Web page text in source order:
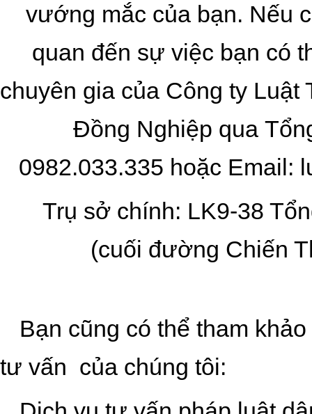
vướng mắc của bạn. Nếu
quan đến sự việc bạn có
chuyên gia của Công ty Luật
Đồng Nghiệp qua
0982.033.335 hoặc Email:
Trụ sở chính: LK9-38
(cuối đường Chiến
Bạn cũng có thể tham
tư vấn của chúng tôi: